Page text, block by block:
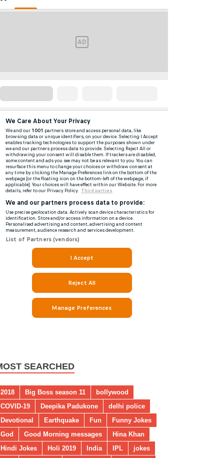
SEARCHED
2018 Big Boss season 11
bollywood
COVID-19
Deepika Padukone
delhi police
Devotional
Earthquake Fun
Funny Jokes
God
Good Morning messages
Hina Khan
Hindi Jokes
Holi 2019 India IPL
jokes